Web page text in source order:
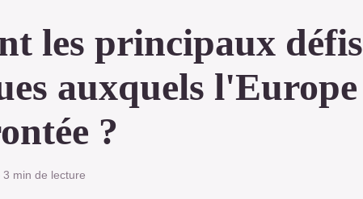
les principaux défis
auxquels l'Europe
?
min de lecture